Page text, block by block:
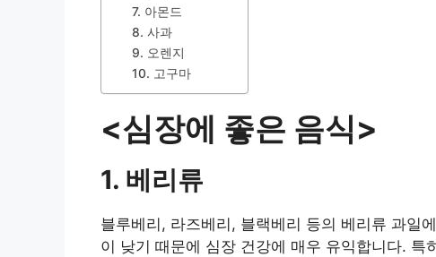
7. 아몬드
8. 사과
9. 오렌지
10. 고구마
<심장에 좋은 음식>
1. 베리류
블루베리, 라즈베리, 블랙베리 등의 베리류 과일
이 낮기 때문에 심장 건강에 매우 유익합니다. 특